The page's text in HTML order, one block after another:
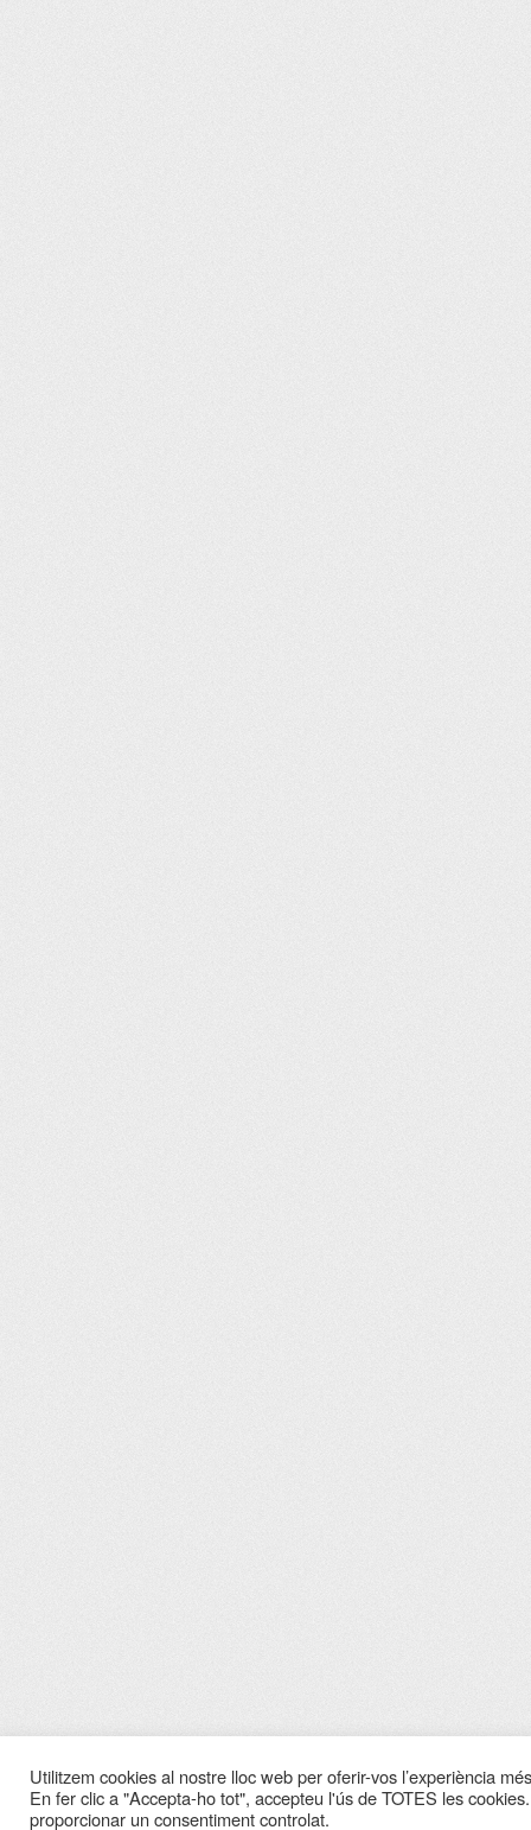
Utilitzem cookies al nostre lloc web per oferir-vos l’experiència
En fer clic a "Accepta-ho tot", accepteu l'ús de TOTES les
proporcionar un consentiment controlat.